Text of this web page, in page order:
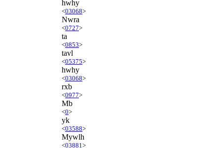
hwhy
<03068>
Nwra
<0727>
ta
<0853>
tavl
<05375>
hwhy
<03068>
rxb
<0977>
Mb
<0>
yk
<03588>
Mywlh
<03881 >